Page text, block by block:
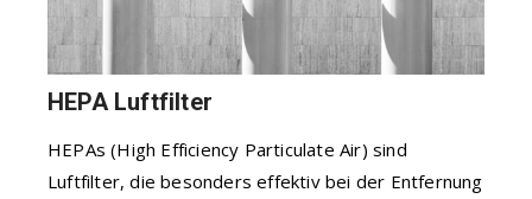
HEPA Luftfilter
HEPAs (High Efficiency Particulate Air) sind
Luftfilter, die besonders effektiv bei der Entfernung